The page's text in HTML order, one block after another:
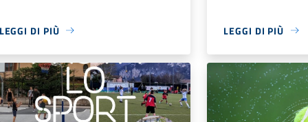
DI PIÙ LEGGI DI PIÙ